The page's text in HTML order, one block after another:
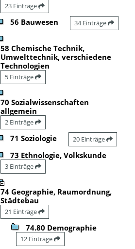
23 Einträge
56 Bauwesen 34 Einträge
58 Chemische Technik,
Umwelttechnik, verschiedene
Technologien
5 Einträge
70 Sozialwissenschaften
allgemein
2 Einträge
71 Soziologie 20 Einträge
73 Ethnologie, Volkskunde
3 Einträge
74 Geographie, Raumordnung,
Städtebau
21 Einträge
74.80 Demographie
12 Einträge